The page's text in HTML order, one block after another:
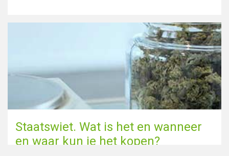
Staatswiet. Wat is het en wanneer
en waar kun je het kopen?